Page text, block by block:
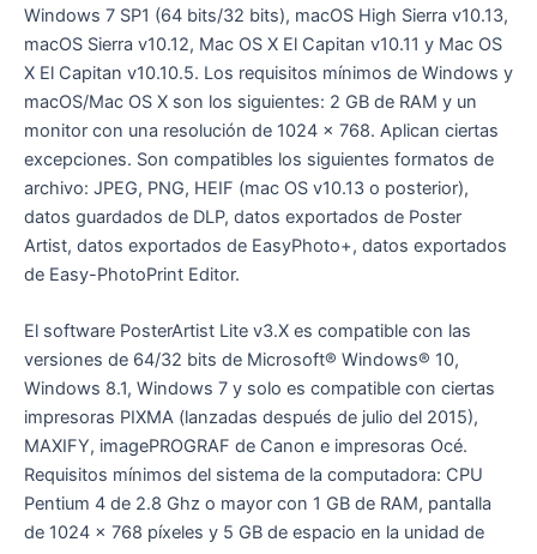
Windows 7 SP1 (64 bits/32 bits), macOS High Sierra v10.13,
macOS Sierra v10.12, Mac OS X El Capitan v10.11 y Mac OS
X El Capitan v10.10.5. Los requisitos mínimos de Windows y
macOS/Mac OS X son los siguientes: 2 GB de RAM y un
monitor con una resolución de 1024 x 768. Aplican ciertas
excepciones. Son compatibles los siguientes formatos de
archivo: JPEG, PNG, HEIF (mac OS v10.13 o posterior),
datos guardados de DLP, datos exportados de Poster
Artist, datos exportados de EasyPhoto+, datos exportados
de Easy-PhotoPrint Editor.
El software PosterArtist Lite v3.X es compatible con las
versiones de 64/32 bits de Microsoft® Windows® 10,
Windows 8.1, Windows 7 y solo es compatible con ciertas
impresoras PIXMA (lanzadas después de julio del 2015),
MAXIFY, imagePROGRAF de Canon e impresoras Océ.
Requisitos mínimos del sistema de la computadora: CPU
Pentium 4 de 2.8 Ghz o mayor con 1 GB de RAM, pantalla
de 1024 x 768 píxeles y 5 GB de espacio en la unidad de